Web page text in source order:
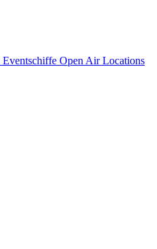
Eventschiffe Open Air Locations